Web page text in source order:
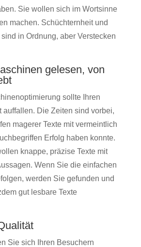
Sie wollen sich im Wortsinne
machen. Schüchternheit und
in Ordnung, aber Verstecken
gelesen, von
sollte Ihren
auffallen. Die Zeiten sind vorbei,
magerer Texte mit vermeintlich
Erfolg haben konnte.
knappe, präzise Texte mit
Wenn Sie die einfachen
werden Sie gefunden und
gut lesbare Texte
Sie sich Ihren Besuchern